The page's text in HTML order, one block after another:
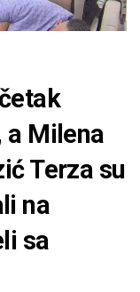
a Milena
Terza su
na
sa